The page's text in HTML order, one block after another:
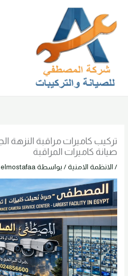
المحتوى
صيانة كاميرات المراقبة
/ الانظمة الامنية / بواسطة elmostafaa